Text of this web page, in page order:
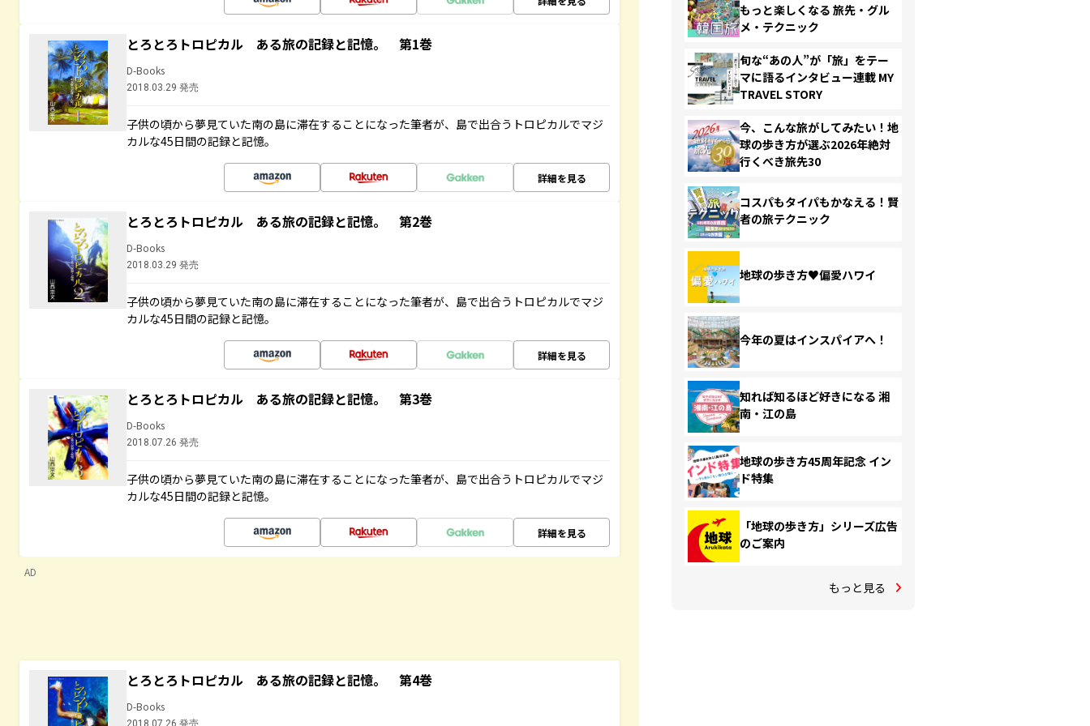
とろとろトロピカル ある旅の記録と記憶。 第1巻
D-Books
2018.03.29 発売
子供の頃から夢見ていた南の島に滞在することになった筆者が、島で出合うトロピカルでマジ
カルな45日間の記録と記憶。
詳細を見る
とろとろトロピカル ある旅の記録と記憶。 第2巻
D-Books
2018.03.29 発売
子供の頃から夢見ていた南の島に滞在することになった筆者が、島で出合うトロピカルでマジ
カルな45日間の記録と記憶。
詳細を見る
とろとろトロピカル ある旅の記録と記憶。 第3巻
D-Books
2018.07.26 発売
子供の頃から夢見ていた南の島に滞在することになった筆者が、島で出合うトロピカルでマジ
カルな45日間の記録と記憶。
詳細を見る
AD
とろとろトロピカル ある旅の記録と記憶。 第4巻
D-Books
2018.07.26 発売
もっと楽しくなる 旅先・グル
メ・テクニック
旬な“あの人”が「旅」をテー
マに語るインタビュー連載 MY
TRAVEL STORY
今、こんな旅がしてみたい！地
球の歩き方が選ぶ2026年絶対
行くべき旅先30
コスパもタイパもかなえる！賢
者の旅テクニック
地球の歩き方♥偏愛ハワイ
今年の夏はインスパイアへ！
知れば知るほど好きになる 湘
南・江の島
地球の歩き方45周年記念 イン
ド特集
「地球の歩き方」シリーズ広告
のご案内
もっと見る